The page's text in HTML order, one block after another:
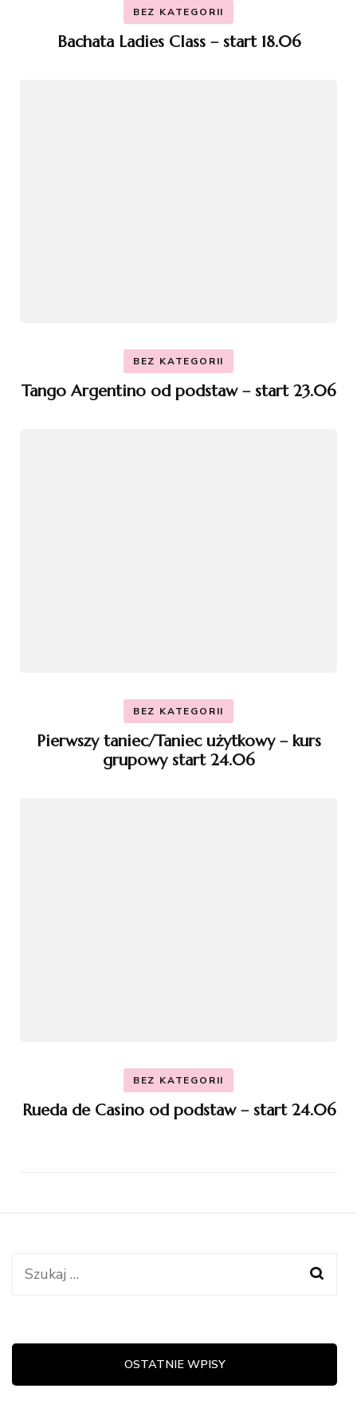
BEZ KATEGORII
Bachata Ladies Class – start 18.06
BEZ KATEGORII
Tango Argentino od podstaw – start 23.06
BEZ KATEGORII
Pierwszy taniec/Taniec użytkowy – kurs
grupowy start 24.06
BEZ KATEGORII
Rueda de Casino od podstaw – start 24.06
Szukaj:
OSTATNIE WPISY